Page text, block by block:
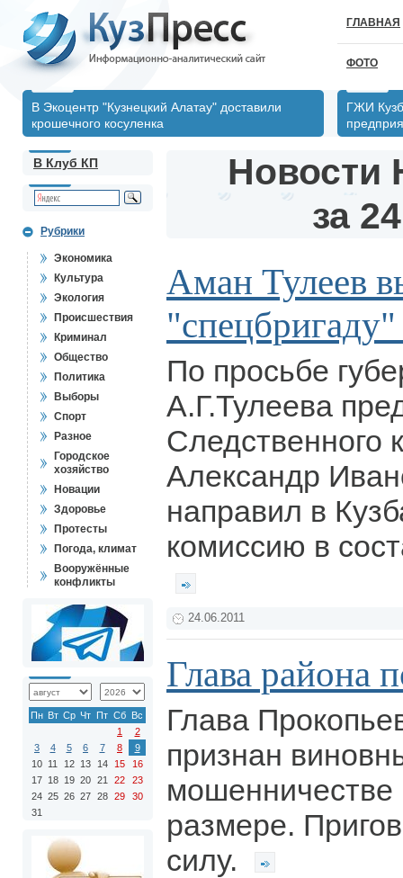
ГЛАВНАЯ
ФОТО
В Экоцентр "Кузнецкий Алатау" доставили
крошечного косуленка
ГЖИ
В Клуб КП
Рубрики
Экономика
Культура
Экология
Происшествия
Криминал
Общество
Политика
Выборы
Спорт
Разное
Городское
хозяйство
Новации
Здоровье
Протесты
Погода, климат
Вооружённые
конфликты
Пн Вт Ср Чт Пт Сб Вс
1
2
3
4 5 6 7 8
9
10 11 12 13 14 15
16
17 18 19 20 21 22
23
24 25 26 27 28 29
30
31
Новости
за
Аман Тулеев
По просьбе
А.Г.Тулеева
Следственного
Александр
направил в
комиссию в
24.06.2011
Глава района
Глава
признан
мошенничестве
размере.
силу.